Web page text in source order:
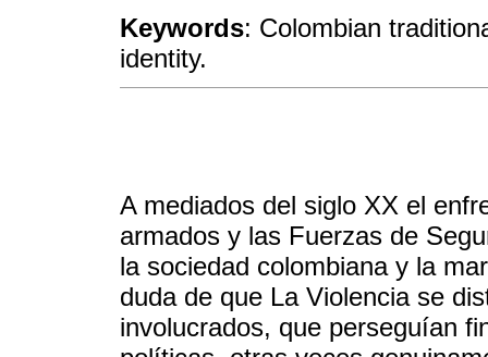
Keywords: Colombian
identity.
A mediados del siglo XX el
armados y las Fuerzas de
la sociedad colombiana y la
duda de que La Violencia se
involucrados, que perseguían